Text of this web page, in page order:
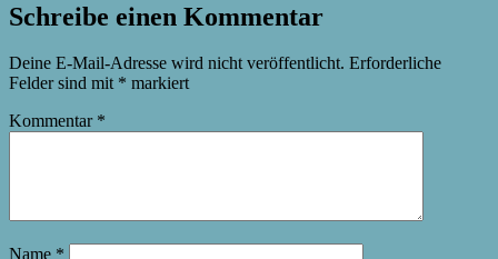
Schreibe einen Kommentar
Deine E-Mail-Adresse wird nicht veröffentlicht. Erforderliche
Felder sind mit * markiert
Kommentar *
Name *